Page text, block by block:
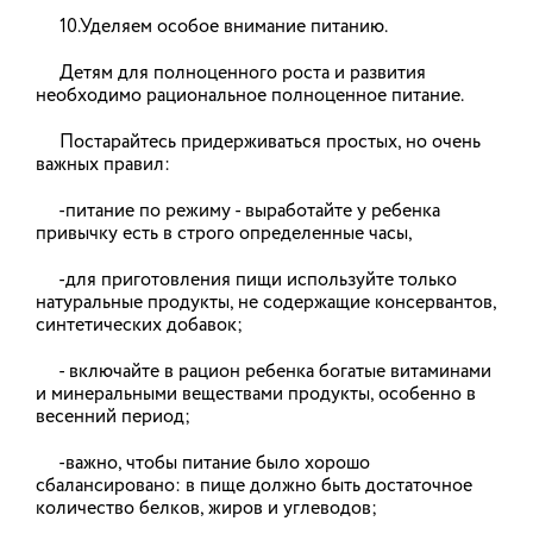
Если с Вашего банковского счета похищены
деньги, а банк отказывается их вернуть,
уполномоченному, который бесплатно и в
короткие сроки рассмотрит Ваше обращение.
19.12.2025
Предельный индекс платы граждан
за коммунальные услуги на 2026 год
в Ивановской области будет ниже,
чем в большинстве соседних
В Ивановской области утвердили предельные
индексы изменения платы за коммунальные
услуги на 2026 год. Как сообщили в региональном
индекс платы граждан за коммунальные услуги с
1 октября соответствует среднему значению по
стране и ниже, чем в соседних регионах.
10.Уделяем особое внимание питанию.
Детям для полноценного роста и развития
необходимо рациональное полноценное питание.
Постарайтесь придерживаться простых, но очень
важных правил:
-питание по режиму - выработайте у ребенка
привычку есть в строго определенные часы,
-для приготовления пищи используйте только
натуральные продукты, не содержащие консервантов,
синтетических добавок;
- включайте в рацион ребенка богатые витаминами
и минеральными веществами продукты, особенно в
весенний период;
-важно, чтобы питание было хорошо
сбалансировано: в пище должно быть достаточное
количество белков, жиров и углеводов;